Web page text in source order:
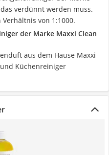
verdünnt werden muss.
von 1:1000.
der Marke Maxxi Clean
aus dem Hause Maxxi
Küchenreiniger